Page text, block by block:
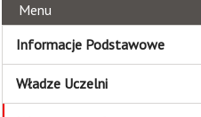
Menu
Informacje Podstawowe
Władze Uczelni